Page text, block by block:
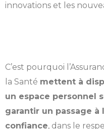
innovations et les
C’est pourquoi
la Santé mettent à
un espace personnel
garantir un passage
confiance, dans le